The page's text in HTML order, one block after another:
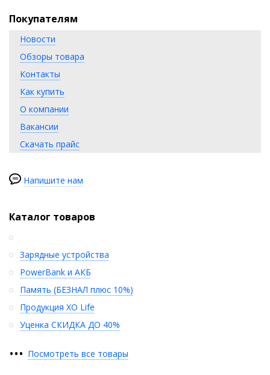
Покупателям
Новости
Обзоры товара
Контакты
Как купить
О компании
Вакансии
Скачать прайс
Напишите нам
Каталог товаров
Зарядные устройства
PowerBank и АКБ
Память (БЕЗНАЛ плюс 10%)
Продукция XO Life
Уценка СКИДКА ДО 40%
••• Посмотреть все товары